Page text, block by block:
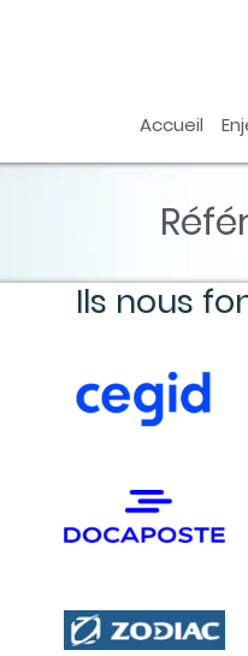
Accueil
Ils nous